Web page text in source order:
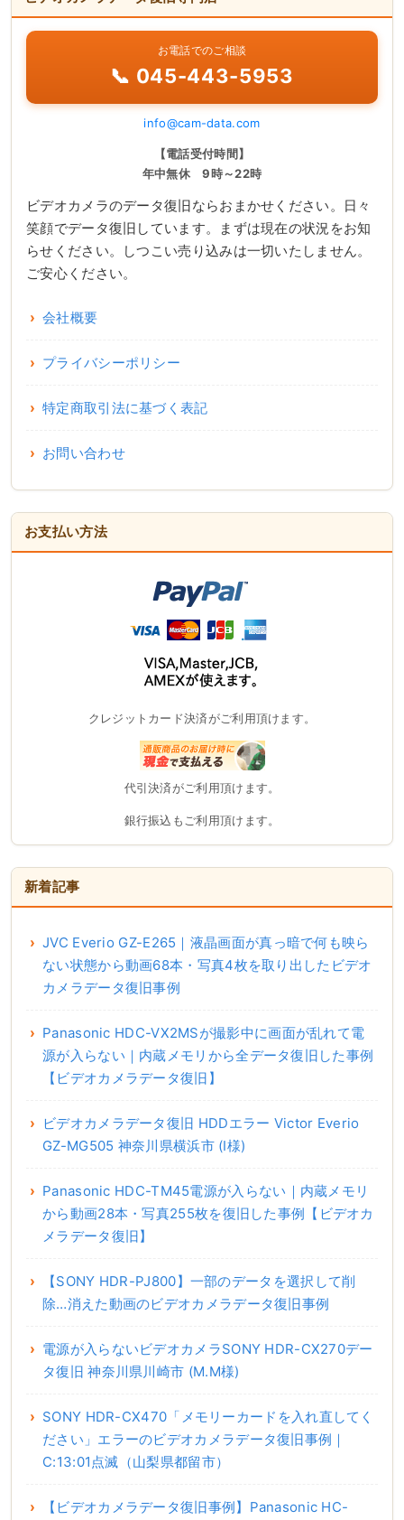
お電話でのご相談
📞 045-443-5953
info@cam-data.com
【電話受付時間】
年中無休 9時～22時
ビデオカメラのデータ復旧ならおまかせください。日々
笑顔でデータ復旧しています。まずは現在の状況をお知
らせください。しつこい売り込みは一切いたしません。
ご安心ください。
会社概要
プライバシーポリシー
特定商取引法に基づく表記
お問い合わせ
お支払い方法
クレジットカード決済がご利用頂けます。
代引決済がご利用頂けます。
銀行振込もご利用頂けます。
新着記事
JVC Everio GZ-E265｜液晶画面が真っ暗で何も映ら
ない状態から動画68本・写真4枚を取り出したビデオ
カメラデータ復旧事例
Panasonic HDC-VX2MSが撮影中に画面が乱れて電
源が入らない｜内蔵メモリから全データ復旧した事例
【ビデオカメラデータ復旧】
ビデオカメラデータ復旧 HDDエラー Victor Everio
GZ-MG505 神奈川県横浜市 (I様)
Panasonic HDC-TM45電源が入らない｜内蔵メモリ
から動画28本・写真255枚を復旧した事例【ビデオカ
メラデータ復旧】
【SONY HDR-PJ800】一部のデータを選択して削
除…消えた動画のビデオカメラデータ復旧事例
電源が入らないビデオカメラSONY HDR-CX270デー
タ復旧 神奈川県川崎市 (M.M様)
SONY HDR-CX470「メモリーカードを入れ直してく
ださい」エラーのビデオカメラデータ復旧事例｜
C:13:01点滅（山梨県都留市）
【ビデオカメラデータ復旧事例】Panasonic HC-